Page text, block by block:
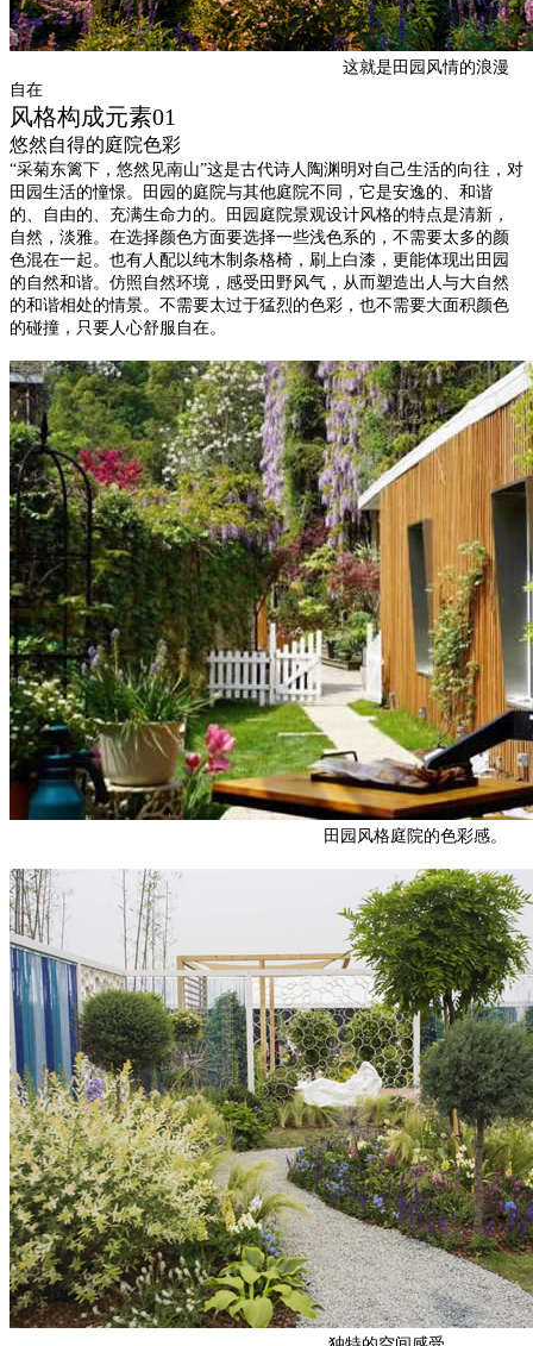
这就是田园风情的浪漫
自在
风格构成元素01
悠然自得的庭院色彩
“采菊东篱下，悠然见南山”这是古代诗人陶渊明对自己生活的向往，对
田园生活的憧憬。田园的庭院与其他庭院不同，它是安逸的、和谐
的、自由的、充满生命力的。田园庭院景观设计风格的特点是清新，
自然，淡雅。在选择颜色方面要选择一些浅色系的，不需要太多的颜
色混在一起。也有人配以纯木制条格椅，刷上白漆，更能体现出田园
的自然和谐。仿照自然环境，感受田野风气，从而塑造出人与大自然
的和谐相处的情景。不需要太过于猛烈的色彩，也不需要大面积颜色
的碰撞，只要人心舒服自在。
田园风格庭院的色彩感。